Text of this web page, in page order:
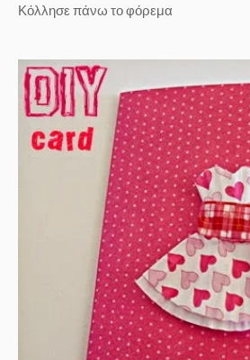
Κόλλησε πάνω το φόρεμα